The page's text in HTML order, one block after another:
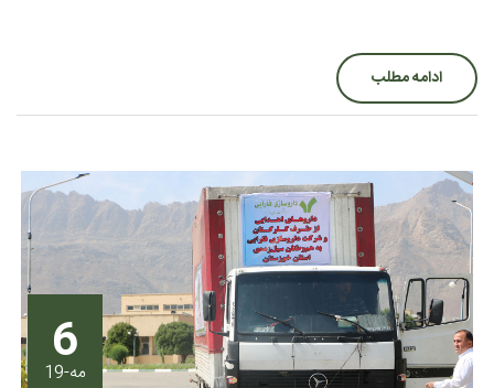
ادامه مطلب
6
مه-19